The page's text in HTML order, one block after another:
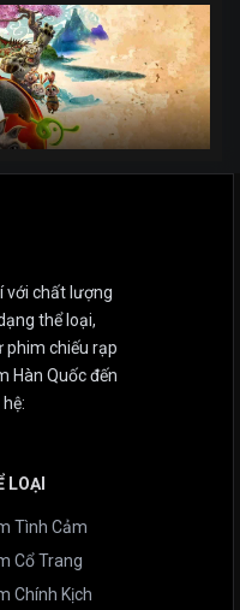
với chất lượng
thể loại,
phim chiếu rạp
Hàn Quốc đến
LOẠI
Tình Cảm
Cổ Trang
Chính Kịch